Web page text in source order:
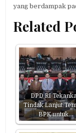
yang berdampak
Related
DPD RI
Tindak Lanjut
BPK untuk…